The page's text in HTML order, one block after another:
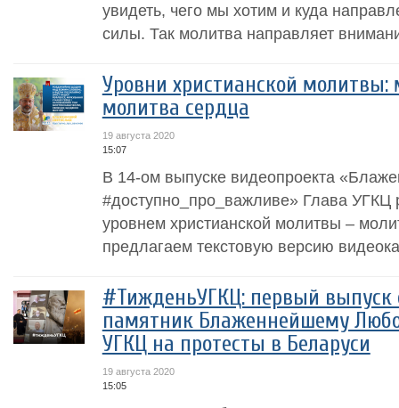
увидеть, чего мы хотим и куда
силы. Так молитва направляет
Уровни христианской
молитва сердца
19 августа 2020
15:07
В 14-ом выпуске видеопроекта
#доступно_про_важливе» Глава
уровнем христианской молитвы –
предлагаем текстовую версию
#ТижденьУГКЦ: первый
памятник Блаженнейшему
УГКЦ на протесты в Беларуси
19 августа 2020
15:05